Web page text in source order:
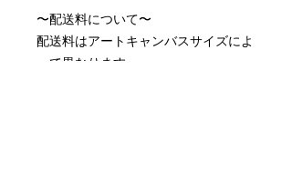
〜配送料について〜
配送料はアートキャンバスサイズによ
って異なります。